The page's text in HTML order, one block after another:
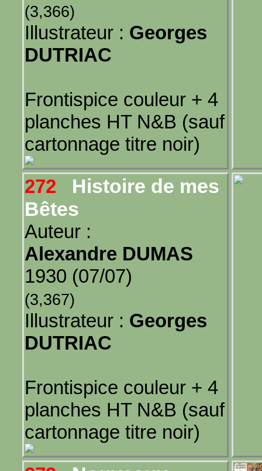
(3,366)
Illustrateur : Georges
DUTRIAC
Frontispice couleur + 4
planches HT N&B (sauf
cartonnage titre noir)
272
Histoire de mes
Bêtes
Auteur :
Alexandre DUMAS
1930 (07/07)
(3,367)
Illustrateur : Georges
DUTRIAC
Frontispice couleur + 4
planches HT N&B (sauf
cartonnage titre noir)